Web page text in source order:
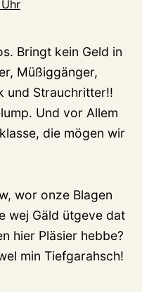
Bringt kein Geld in
Müßiggänger,
und Strauchritter!!
Und vor Allem
die mögen wir
wor onze Blagen
wej Gäld ütgeve dat
hier Pläsier hebbe?
min Tiefgarahsch!